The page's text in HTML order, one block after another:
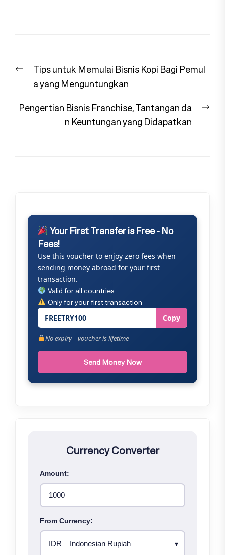
pos
Previous
post:
Tips untuk Memulai Bisnis Kopi Bagi Pemul
a yang Menguntungkan
Pengertian Bisnis Franchise, Tantangan da
n Keuntungan yang Didapatkan
Your First Transfer is Free - No
Fees!
Use this voucher to enjoy zero fees when
sending money abroad for your first
transaction.
Valid for all countries
Only for your first transaction
FREETRY100 Copy
No expiry – voucher is lifetime
Send Money Now
Currency Converter
Amount:
From Currency: